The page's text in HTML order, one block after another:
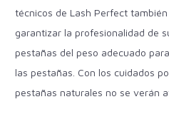
técnicos de Lash Perfect
garantizar la profesionalidad de
pestañas del peso adecuado
las pestañas. Con los cuidados
pestañas naturales no se verán